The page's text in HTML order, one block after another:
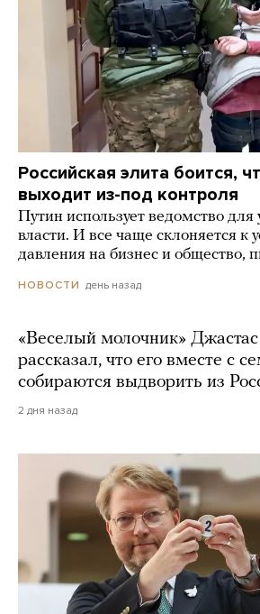
Российская элита боится,
выходит из-под контроля
Путин использует ведомство
власти. И все чаще склоняется к
давления на бизнес и общество,
НОВОСТИ день назад
«Веселый молочник»
рассказал, что его вместе с
собираются выдворить из
2 дня назад